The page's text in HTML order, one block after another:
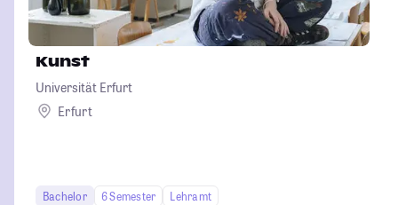
Kunst
Universität Erfurt
Erfurt
Bachelor 6 Semester
Lehramt